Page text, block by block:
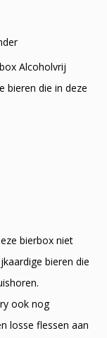
Alcoholvrij
bieren die in deze
bierbox niet
bieren die
ook nog
losse flessen aan